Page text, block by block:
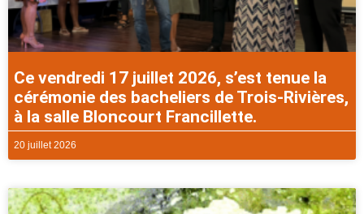
Ce vendredi 17 juillet 2026, s’est tenue la
cérémonie des bacheliers de Trois-Rivières,
à la salle Bloncourt Francillette.
20 juillet 2026